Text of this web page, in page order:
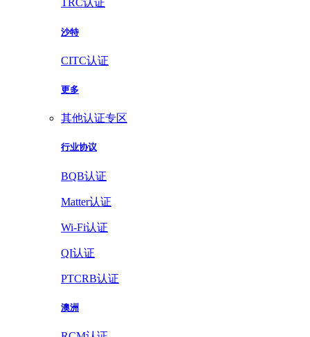
TRC认证
沙特
CITC认证
更多
其他认证专区
行业协议
BQB认证
Matter认证
Wi-Fi认证
QI认证
PTCRB认证
澳洲